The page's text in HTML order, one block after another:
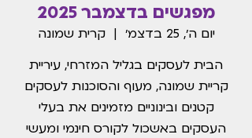
מפגשים בדצמבר 2025
יום ה׳, 25 בדצמ׳
  |
קרית שמונה
הבית לעסקים בגליל המזרחי, עיריית
קריית שמונה, מעוף והסוכנות לעסקים
קטנים ובינוניים מזמינים את בעלי
העסקים באשכול לקורס חינמי ומעשי